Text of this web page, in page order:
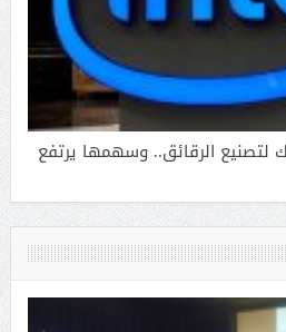
لتصنيع الرقائق.. وسهمها يرتفع